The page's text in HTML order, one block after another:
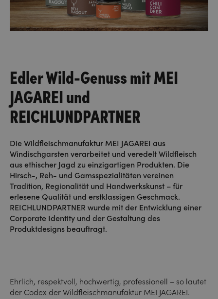
Edler Wild-Genuss mit MEI
JAGAREI und
REICHLUNDPARTNER
Die Wildfleischmanufaktur MEI JAGAREI aus
Windischgarsten verarbeitet und veredelt Wildfleisch
aus ethischer Jagd zu einzigartigen Produkten. Die
Hirsch-, Reh- und Gamsspezialitäten vereinen
Tradition, Regionalität und Handwerkskunst – für
erlesene Qualität und erstklassigen Geschmack.
REICHLUNDPARTNER wurde mit der Entwicklung einer
Corporate Identity und der Gestaltung des
Produktdesigns beauftragt.
Ehrlich, respektvoll, hochwertig, professionell – so lautet
der Codex der Wildfleischmanufaktur MEI JAGAREI.